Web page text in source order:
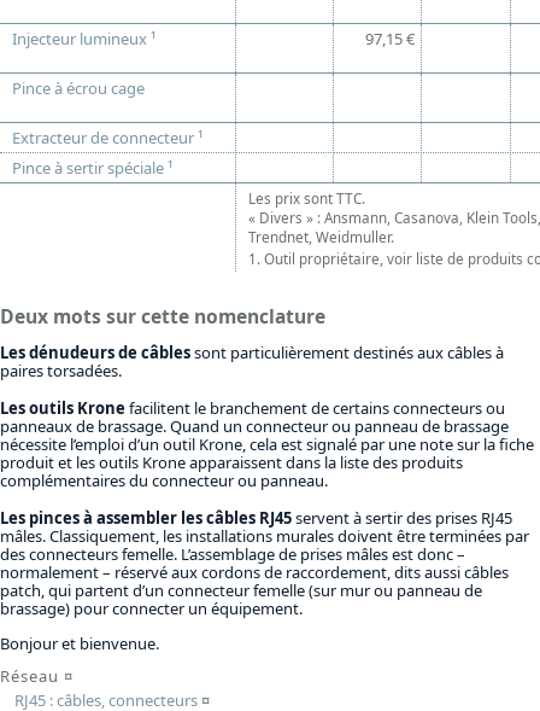
Injecteur lumineux ¹ 97,15 €
Pince à écrou cage
Extracteur de connecteur ¹
Pince à sertir spéciale ¹
Les prix sont TTC.
« Divers » : Ansmann, Casanova, Klein
Trendnet, Weidmuller.
1. Outil propriétaire, voir liste de produits
Deux mots sur cette nomenclature
Les dénudeurs de câblessont particulièrement destinés aux câbles à
paires torsadées.
Les outils Krone facilitent le branchement de certains connecteurs ou
panneaux de brassage. Quand un connecteur ou panneau de brassage
nécessite l’emploi d’un outil Krone, cela est signalé par une note sur la fiche
produit et les outils Krone apparaissent dans la liste des produits
complémentaires du connecteur ou panneau.
Les pinces à assembler les câbles RJ45servent à sertir des prises RJ45
mâles. Classiquement, les installations murales doivent être terminées par
des connecteurs femelle. L’assemblage de prises mâles est donc –
normalement – réservé aux cordons de raccordement, dits aussi câbles
patch, qui partent d’un connecteur femelle (sur mur ou panneau de
brassage) pour connecter un équipement.
Bonjour et bienvenue.
Réseau ¤
RJ45 : câbles, connecteurs¤